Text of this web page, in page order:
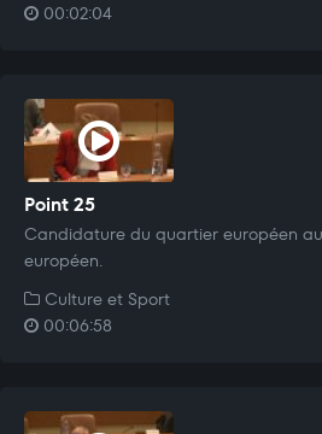
00:02:04
Point 25
Candidature du quartier européen
européen.
Culture et Sport
00:06:58